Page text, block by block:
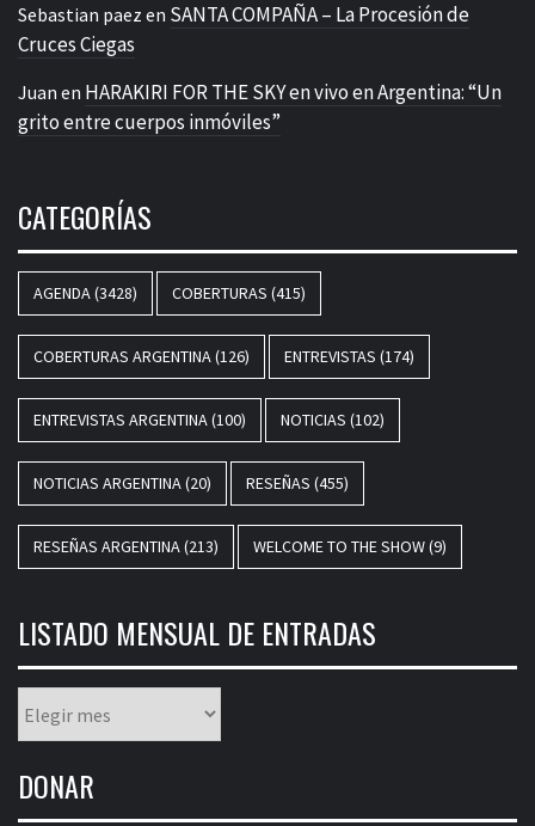
Sebastian paez en SANTA COMPAÑA – La Procesión de
Cruces Ciegas
Juan en HARAKIRI FOR THE SKY en vivo en Argentina: “Un
grito entre cuerpos inmóviles”
CATEGORÍAS
AGENDA(3428) COBERTURAS (415)
COBERTURAS ARGENTINA(126) ENTREVISTAS (174)
ENTREVISTAS ARGENTINA(100) NOTICIAS (102)
NOTICIAS ARGENTINA(20) RESEÑAS (455)
RESEÑAS ARGENTINA(213) WELCOME TO THE SHOW(9)
LISTADO MENSUAL DE ENTRADAS
mensual
entradas
DONAR